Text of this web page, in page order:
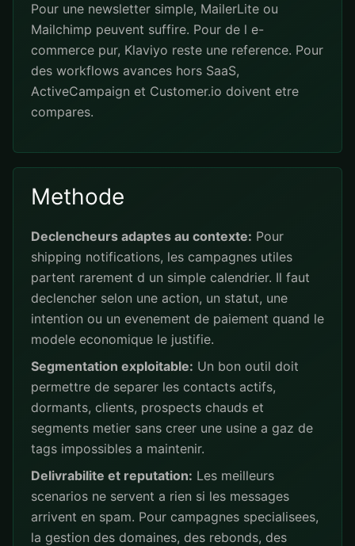
Pour une newsletter simple, MailerLite ou
Mailchimp peuvent suffire. Pour de l e-
commerce pur, Klaviyo reste une reference. Pour
des workflows avances hors SaaS,
ActiveCampaign et Customer.io doivent etre
compares.
Methode
Declencheurs adaptes au contexte: Pour
shipping notifications, les campagnes utiles
partent rarement d un simple calendrier. Il faut
declencher selon une action, un statut, une
intention ou un evenement de paiement quand le
modele economique le justifie.
Segmentation exploitable: Un bon outil doit
permettre de separer les contacts actifs,
dormants, clients, prospects chauds et
segments metier sans creer une usine a gaz de
tags impossibles a maintenir.
Delivrabilite et reputation: Les meilleurs
scenarios ne servent a rien si les messages
arrivent en spam. Pour campagnes specialisees,
la gestion des domaines, des rebonds, des